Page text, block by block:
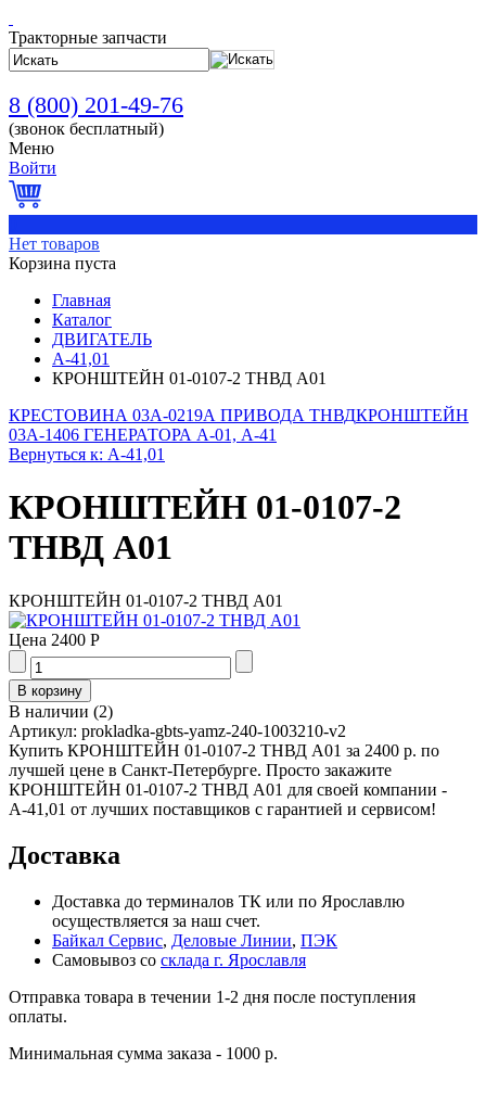
Тракторные запчасти
8 (800) 201-49-76
(звонок бесплатный)
Меню
Войти
Нет товаров
Корзина пуста
Главная
Каталог
ДВИГАТЕЛЬ
А-41,01
КРОНШТЕЙН 01-0107-2 ТНВД А01
КРЕСТОВИНА 03А-0219А ПРИВОДА ТНВДКРОНШТЕЙН
03А-1406 ГЕНЕРАТОРА А-01, А-41
Вернуться к: А-41,01
КРОНШТЕЙН 01-0107-2
ТНВД А01
КРОНШТЕЙН 01-0107-2 ТНВД А01
Цена 2400 Р
В наличии (2)
Артикул: prokladka-gbts-yamz-240-1003210-v2
Купить КРОНШТЕЙН 01-0107-2 ТНВД А01 за 2400 р. по
лучшей цене в Санкт-Петербурге. Просто закажите
КРОНШТЕЙН 01-0107-2 ТНВД А01 для своей компании -
А-41,01 от лучших поставщиков с гарантией и сервисом!
Доставка
Доставка до терминалов ТК или по Ярославлю
осуществляется за наш счет.
Байкал Сервис, Деловые Линии, ПЭК
Самовывоз со склада г. Ярославля
Отправка товара в течении 1-2 дня после поступления
оплаты.
Минимальная сумма заказа - 1000 р.